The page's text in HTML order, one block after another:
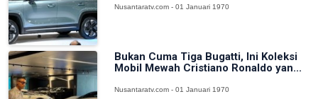
Nusantaratv.com - 01 Januari 1970
Bukan Cuma Tiga Bugatti, Ini Koleksi
Mobil Mewah Cristiano Ronaldo yan...
Nusantaratv.com - 01 Januari 1970